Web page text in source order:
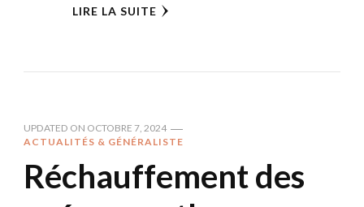
LIRE LA SUITE
UPDATED ON OCTOBRE 7, 2024
ACTUALITÉS & GÉNÉRALISTE
Réchauffement des